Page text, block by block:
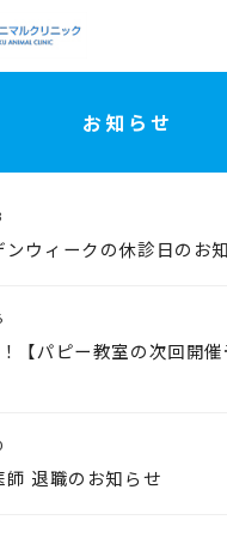
お知らせ
ウィークの休診日のお
【パピー教室の次回開催
退職のお知らせ